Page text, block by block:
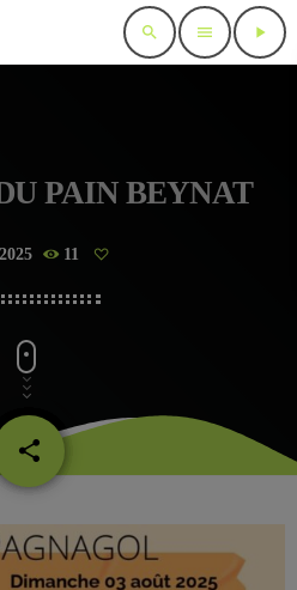
search menu play_arrow
PAIN BEYNAT
11
share
email